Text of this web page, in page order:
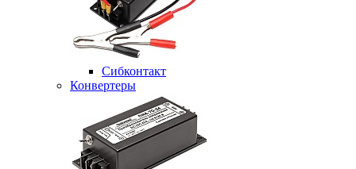
Сибконтакт
Конвертеры